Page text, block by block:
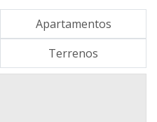
Apartamentos
Terrenos